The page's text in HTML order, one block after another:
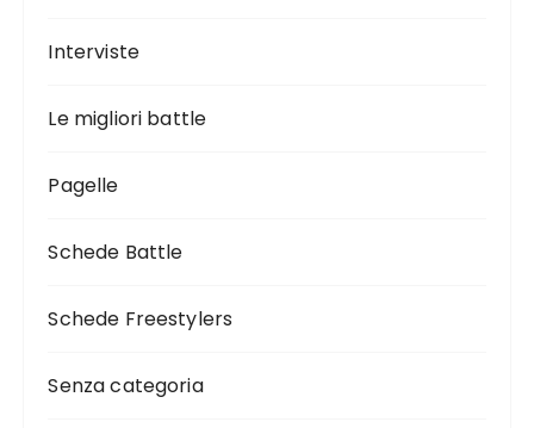
Interviste
Le migliori battle
Pagelle
Schede Battle
Schede Freestylers
Senza categoria